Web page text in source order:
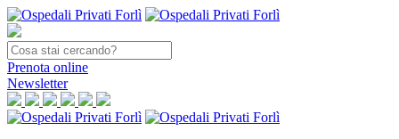
Prenota online
Newsletter